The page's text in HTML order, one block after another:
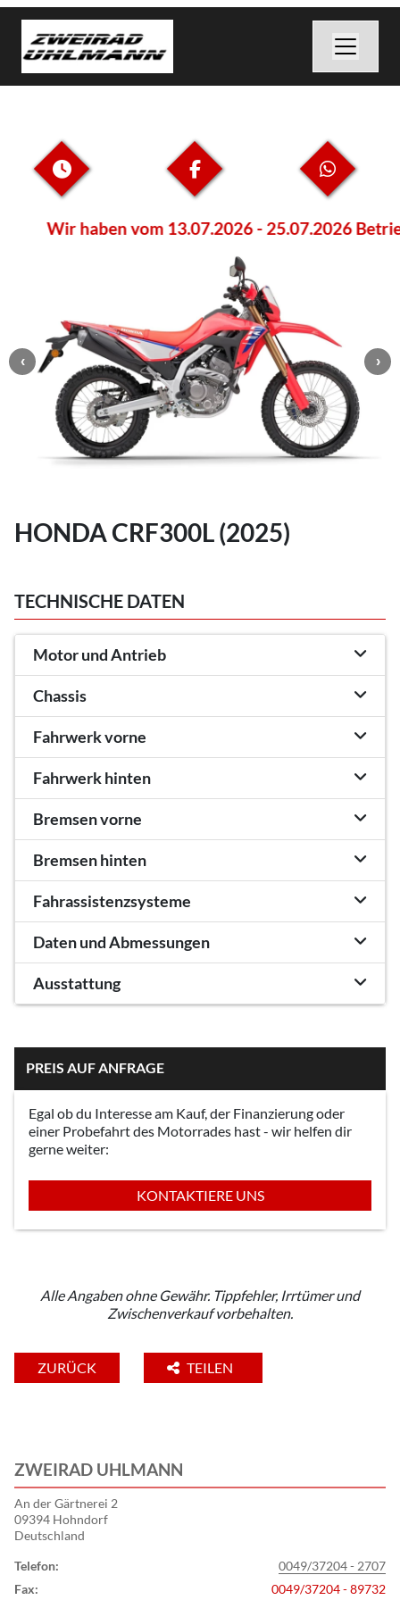
Wir haben vom 13.07.2026 - 25.07.2026
HONDA CRF300L (2025)
TECHNISCHE DATEN
Motor und Antrieb
Chassis
Fahrwerk vorne
Fahrwerk hinten
Bremsen vorne
Bremsen hinten
Fahrassistenzsysteme
Daten und Abmessungen
Ausstattung
PREIS AUF ANFRAGE
Egal ob du Interesse am Kauf, der Finanzierung oder
einer Probefahrt des Motorrades hast - wir helfen dir
gerne weiter:
KONTAKTIERE UNS
Alle Angaben ohne Gewähr. Tippfehler, Irrtümer und
Zwischenverkauf vorbehalten.
ZURÜCK TEILEN
ZWEIRAD UHLMANN
An der Gärtnerei 2
09394 Hohndorf
Deutschland
Telefon:
0049/37204 - 2707
Fax:
0049/37204 - 89732